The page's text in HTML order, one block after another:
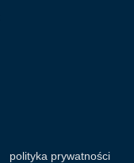
polityka prywatności